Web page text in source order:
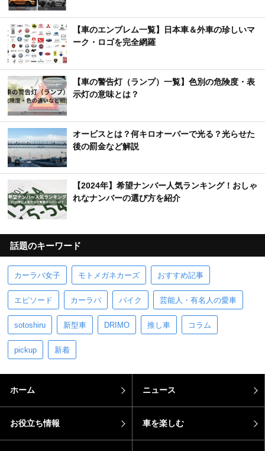
【車のエンブレム一覧】日本車＆外車の珍しいマ
ーク・ロゴを完全網羅
【車の警告灯（ランプ）一覧】色別の危険度・表
示灯の意味とは？
オービスとは？何キロオーバーで光る？光らせた
後の罰金など解説
【2024年】希望ナンバー人気ランキング！おしゃ
れなナンバーの選び方を紹介
話題のキーワード
カーラバ女子 モトメガネカーズ おすすめ記事
エピソード カーラバ バイク 芸能人・有名人の愛車
sotoshiru 新型車 DRIMO 推し車 コラム
pickup 新着
ホーム ニュース
お役立ち情報 車を楽しむ